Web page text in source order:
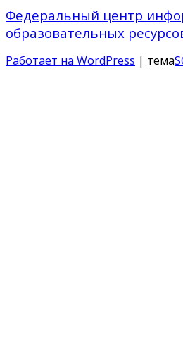
Федеральный центр
образовательных
Работает на WordPress | тема